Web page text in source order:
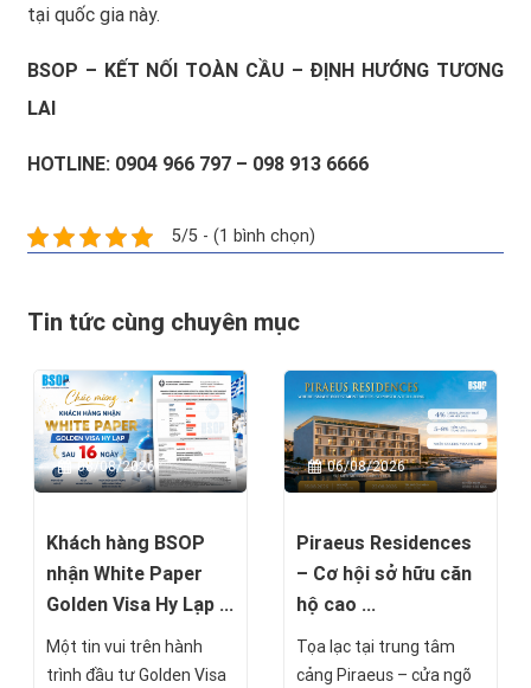
tại quốc gia này.
BSOP – KẾT NỐI TOÀN CẦU – ĐỊNH HƯỚNG TƯƠNG
LAI
HOTLINE: 0904 966 797 – 098 913 6666
5/5 - (1 bình chọn)
Tin tức cùng chuyên mục
08/08/2026
Khách hàng BSOP
nhận White Paper
Golden Visa Hy Lạp ...
Một tin vui trên hành
trình đầu tư Golden Visa
06/08/2026
Piraeus Residences
– Cơ hội sở hữu căn
hộ cao ...
Tọa lạc tại trung tâm
cảng Piraeus – cửa ngõ